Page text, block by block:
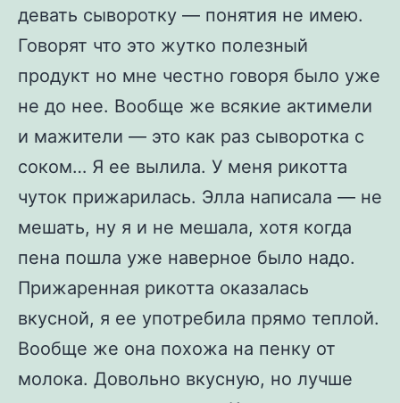
девать сыворотку — понятия не имею.
Говорят что это жутко полезный
продукт но мне честно говоря было уже
не до нее. Вообще же всякие актимели
и мажители — это как раз сыворотка с
соком… Я ее вылила. У меня рикотта
чуток прижарилась. Элла написала — не
мешать, ну я и не мешала, хотя когда
пена пошла уже наверное было надо.
Прижаренная рикотта оказалась
вкусной, я ее употребила прямо теплой.
Вообще же она похожа на пенку от
молока. Довольно вкусную, но лучше